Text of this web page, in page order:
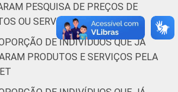
De 10 a 15
anos
47
PESQUISA DE PREÇOS DE
OU SERVIÇOS NA INTERNET
DE INDIVÍDUOS QUE JÁ
PRODUTOS E SERVIÇOS PELA